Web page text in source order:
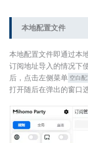
本地配置文件
本地配置文件即通过本
订阅地址导入的情况下
后，点击左侧菜单 空白配
打开随后在弹出的窗口